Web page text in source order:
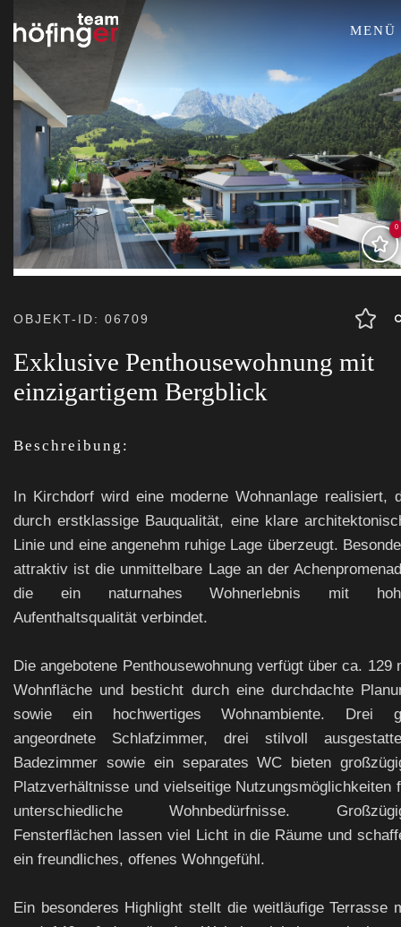
MENÜ
0
OBJEKT-ID: 06709
Exklusive Penthousewohnung mit
einzigartigem Bergblick
Beschreibung:
In Kirchdorf wird eine moderne Wohnanlage realisiert,
durch erstklassige Bauqualität, eine klare
Linie und eine angenehm ruhige Lage überzeugt.
attraktiv ist die unmittelbare Lage an der
die ein naturnahes Wohnerlebnis mit
Aufenthaltsqualität verbindet.
Die angebotene Penthousewohnung verfügt über ca. 129
Wohnfläche und besticht durch eine durchdachte
sowie ein hochwertiges Wohnambiente. Drei
angeordnete Schlafzimmer, drei stilvoll
Badezimmer sowie ein separates WC bieten
Platzverhältnisse und vielseitige Nutzungsmöglichkeiten
unterschiedliche Wohnbedürfnisse.
Fensterflächen lassen viel Licht in die Räume und
ein freundliches, offenes Wohngefühl.
Ein besonderes Highlight stellt die weitläufige Terrasse